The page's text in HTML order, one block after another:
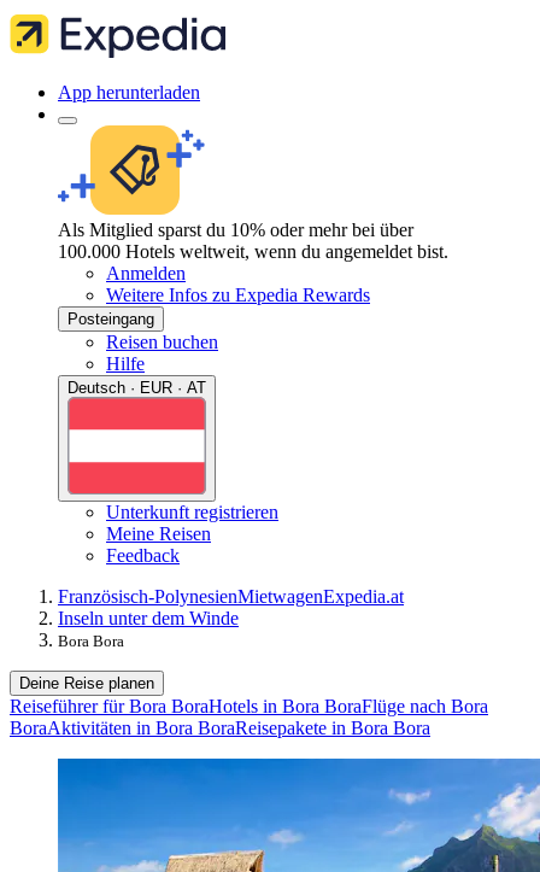
App herunterladen
Als Mitglied sparst du 10% oder mehr bei über
100.000 Hotels weltweit, wenn du angemeldet bist.
Anmelden
Weitere Infos zu Expedia Rewards
Posteingang
Reisen buchen
Hilfe
Deutsch · EUR · AT
Unterkunft registrieren
Meine Reisen
Feedback
Französisch-PolynesienMietwagenExpedia.at
Inseln unter dem Winde
Bora Bora
Deine Reise planen
Reiseführer für Bora BoraHotels in Bora BoraFlüge nach Bora
BoraAktivitäten in Bora BoraReisepakete in Bora Bora